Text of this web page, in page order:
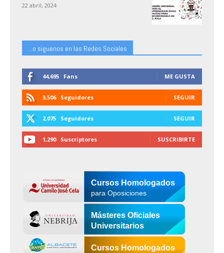
22 abril, 2024
...o siguenos en las Redes Sociales
44,695 Fans ME GUSTA
3,506 Seguidores SEGUIR
2,075 Seguidores SEGUIR
1,290 Suscriptores SUSCRIBIRTE
Cursos Homologados
para Oposiciones
Másteres Oficiales
Universitarios
Cursos Homologados